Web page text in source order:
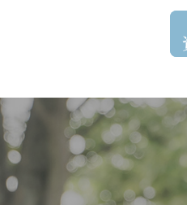
へ
ス
キ
ッ
プ
ョ
ン
に
移
動
資
求
問
い
合
せ